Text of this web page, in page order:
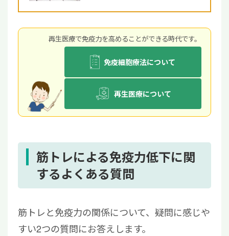
再⽣医療で免疫⼒を⾼めることができる時代です。
免疫細胞療法について
再生医療について
筋トレによる免疫力低下に関
するよくある質問
筋トレと免疫力の関係について、疑問に感じや
すい2つの質問にお答えします。